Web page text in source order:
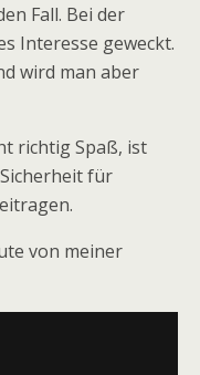
Fall. Bei der
Interesse geweckt.
wird man aber
richtig Spaß, ist
für
von meiner